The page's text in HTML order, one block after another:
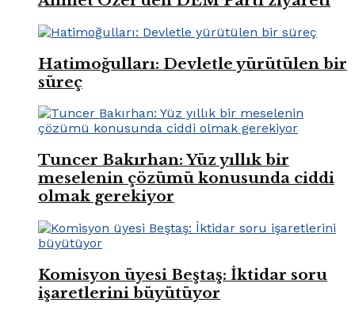
Hatimoğulları: Devletle yürütülen bir
süreç
Tuncer Bakırhan: Yüz yıllık bir
meselenin çözümü konusunda ciddi
olmak gerekiyor
Komisyon üyesi Beştaş: İktidar soru
işaretlerini büyütüyor